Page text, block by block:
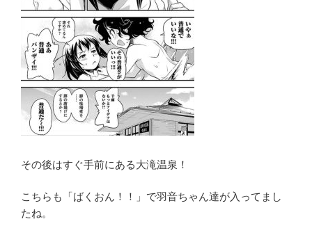
その後はすぐ手前にある大滝温泉！
こちらも「ばくおん！！」で羽音ちゃん達が入ってまし
たね。